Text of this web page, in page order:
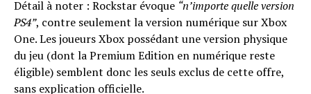
Détail à noter : Rockstar évoque “n’importe quelle version
PS4”, contre seulement la version numérique sur Xbox
One. Les joueurs Xbox possédant une version physique
du jeu (dont la Premium Edition en numérique reste
éligible) semblent donc les seuls exclus de cette offre,
sans explication officielle.